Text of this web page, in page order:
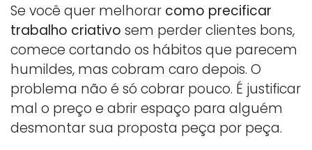
Se você quer melhorar como precificar
trabalho criativo sem perder clientes bons,
comece cortando os hábitos que parecem
humildes, mas cobram caro depois. O
problema não é só cobrar pouco. É justificar
mal o preço e abrir espaço para alguém
desmontar sua proposta peça por peça.